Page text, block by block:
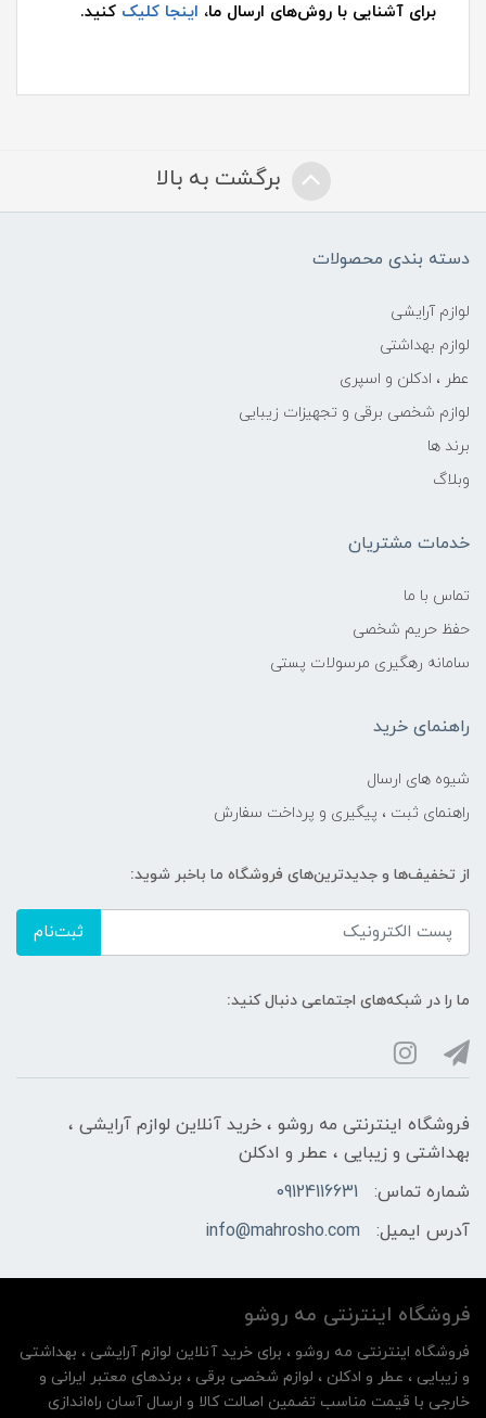
برای آشنایی با روش‌های ارسال ما، اینجا کلیک کنید.
برگشت به بالا
دسته بندی محصولات
لوازم آرایشی
لوازم بهداشتی
عطر ، ادکلن و اسپری
لوازم شخصی برقی و تجهیزات زیبایی
برند ها
وبلاگ
خدمات مشتریان
تماس با ما
حفظ حریم شخصی
سامانه رهگیری مرسولات پستی
راهنمای خرید
شیوه های ارسال
راهنمای ثبت ، پیگیری و پرداخت سفارش
از تخفیف‌ها و جدیدترین‌های فروشگاه ما باخبر شوید:
ثبت‌نام
ما را در شبکه‌های اجتماعی دنبال کنید:
فروشگاه اینترنتی مه‌ رو‌شو ، خرید آنلاین لوازم آرایشی ،
بهداشتی و زیبایی ، عطر و ادکلن
شماره تماس:
09124116631
آدرس ایمیل:
info@mahrosho.com
فروشگاه اینترنتی مه‌ رو‌شو
فروشگاه اینترنتی مه‌ رو‌شو ، برای خرید آنلاین لوازم آرایشی ، بهداشتی
و زیبایی ، عطر و ادکلن ، لوازم شخصی برقی ، برندهای معتبر ایرانی و
خارجی با قیمت مناسب تضمین اصالت کالا و ارسال آسان راه‌اندازی